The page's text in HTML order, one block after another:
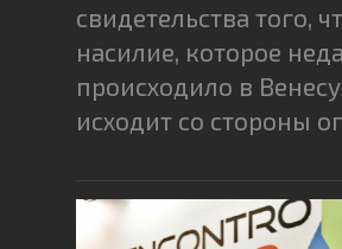
свидетельства того,
насилие, которое
происходило в
исходит со стороны